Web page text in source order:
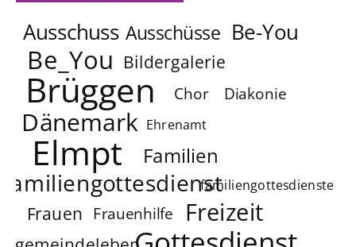
Ausschuss Ausschüsse Be-You
Be_You Bildergalerie
Brüggen Chor Diakonie
Dänemark Ehrenamt
Elmpt Familien
familiengottesdienstfamiliengottesdienste
Frauen Frauenhilfe Freizeit